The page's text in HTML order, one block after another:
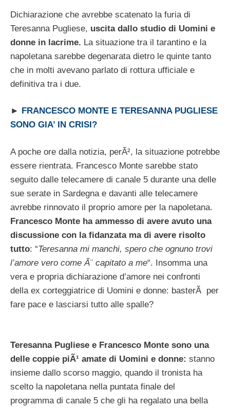
Dichiarazione che avrebbe scatenato la furia di
Teresanna Pugliese, uscita dallo studio di Uomini e
donne in lacrime. La situazione tra il tarantino e la
napoletana sarebbe degenarata dietro le quinte tanto
che in molti avevano parlato di rottura ufficiale e
definitiva tra i due.
►
FRANCESCO MONTE E TERESANNA PUGLIESE
SONO GIA’ IN CRISI?
A poche ore dalla notizia, perÃ², la situazione potrebbe
essere rientrata. Francesco Monte sarebbe stato
seguito dalle telecamere di canale 5 durante una delle
sue serate in Sardegna e davanti alle telecamere
avrebbe rinnovato il proprio amore per la napoletana.
Francesco Monte ha ammesso di avere avuto una
discussione con la fidanzata ma di avere risolto
tutto: “Teresanna mi manchi, spero che ognuno trovi
l’amore vero come Ã¨ capitato a me“. Insomma una
vera e propria dichiarazione d’amore nei confronti
della ex corteggiatrice di Uomini e donne: basterÃ per
fare pace e lasciarsi tutto alle spalle?
Teresanna Pugliese e Francesco Monte sono una
delle coppie piÃ¹ amate di Uomini e donne: stanno
insieme dallo scorso maggio, quando il tronista ha
scelto la napoletana nella puntata finale del
programma di canale 5 che gli ha regalato una bella